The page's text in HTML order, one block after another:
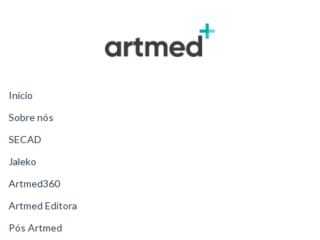
Início
Sobre nós
SECAD
Jaleko
Artmed360
Artmed Editora
Pós Artmed